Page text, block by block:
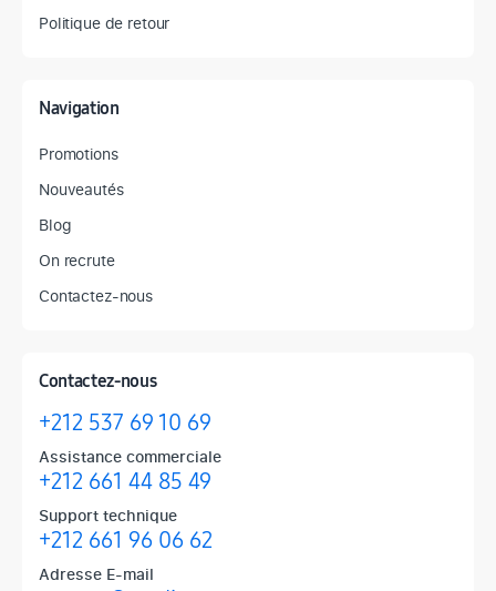
Politique de retour
Navigation
Promotions
Nouveautés
Blog
On recrute
Contactez-nous
Contactez-nous
+212 537 69 10 69
Assistance commerciale
+212 661 44 85 49
Support technique
+212 661 96 06 62
Adresse E-mail